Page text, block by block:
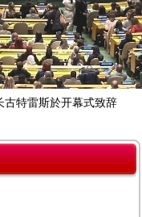
古特雷斯於开幕式致辞